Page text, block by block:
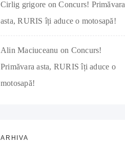
Cirlig grigore onConcurs! Primăvara
asta, RURIS îți aduce o motosapă!
Alin Maciuceanu on Concurs!
Primăvara asta, RURIS îți aduce o
motosapă!
ARHIVA